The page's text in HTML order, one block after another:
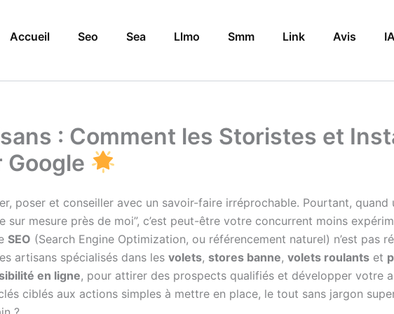
Accueil Seo Sea Llmo Smm Link Avis
: Comment les Storistes et
Google
poser et conseiller avec un savoir-faire irréprochable. Pourtant,
sur mesure près de moi”, c’est peut-être votre concurrent moins
SEO (Search Engine Optimization, ou référencement naturel) n’est pas
artisans spécialisés dans les volets, stores banne, volets roulants et
en ligne, pour attirer des prospects qualifiés et développer votre
ciblés aux actions simples à mettre en place, le tout sans jargon